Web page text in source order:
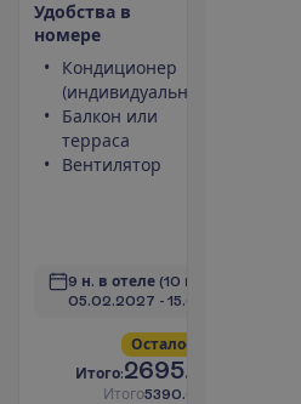
Удобства в
номере
Кондиционер
(индивидуальный)
Балкон или
терраса
Вентилятор
9 н. в отеле (10 н. всего)
05.02.2027 - 15.02.2027
Осталос
Итого:2695.00
Итого5390.00